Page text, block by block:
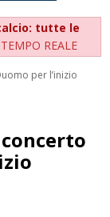
tutte le
REALE
per l’inizio